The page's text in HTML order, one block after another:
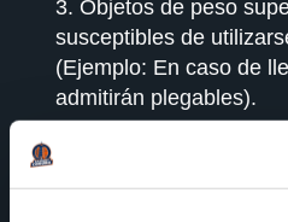
3. Objetos de peso
susceptibles de
(Ejemplo: En caso de
admitirán plegables).
4. Introducir o estar en
petardos, explosivos